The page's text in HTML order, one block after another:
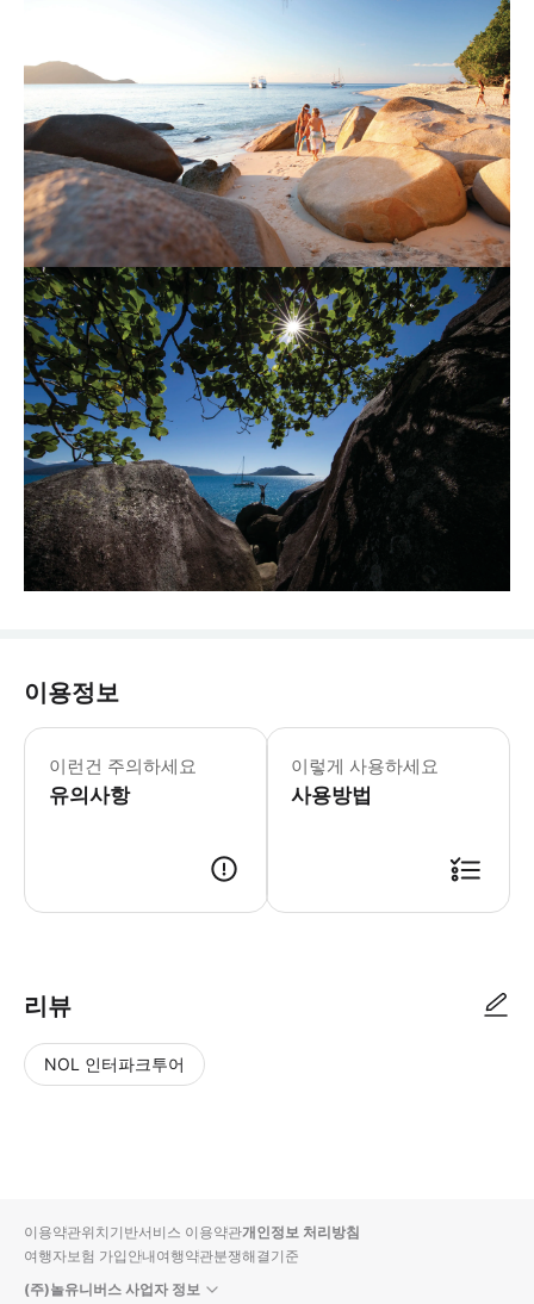
이용정보
이런건 주의하세요
유의사항
이렇게 사용하세요
사용방법
리뷰
NOL 인터파크투어
입니
다.
순
상
이용약관위치기반서비스 이용약관개인정보 처리방침
여행자보험 가입안내여행약관분쟁해결기준
(주)놀유니버스 사업자 정보